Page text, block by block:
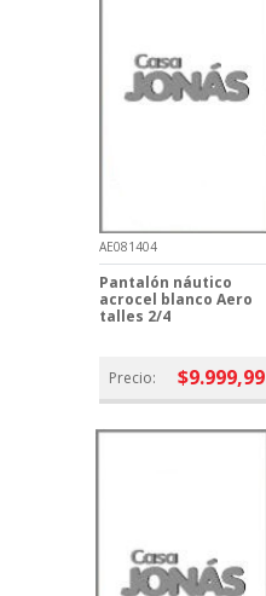
AE081404
Pantalón náutico
acrocel blanco Aero
talles 2/4
Precio: $9.999,99